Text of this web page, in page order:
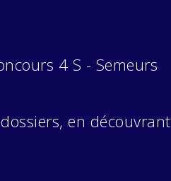
4 S - Semeurs
en découvrant